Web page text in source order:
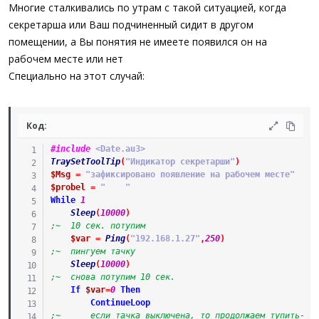
а
Многие сталкивались по утрам с такой ситуацией, когда
секретарша или Ваш подчиненный сидит в другом
помещении, а Вы понятия не имеете появился он на
рабочем месте или нет
Специально на этот случай:
Код:
#include <Date.au3>
TraySetToolTip( "Индикатор секретарши" )
$Msg =
"зафиксировано появление на рабочем месте"
$probel =
"    "
While 1
Sleep(10000)
;~ 	10 сек. потупим
$var = Ping( "192.168.1.27" ,250)
;~ 	пингуем тачку
Sleep(10000)
;~ 	снова потупим 10 сек.
If
$var=0 Then
ContinueLoop
;~ 		если тачка выключена, то продолжаем